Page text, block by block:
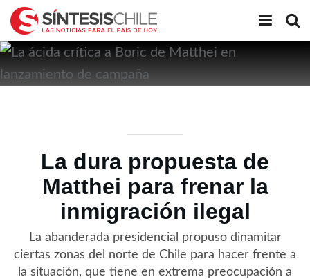
La dura propuesta de
Matthei para frenar la
inmigración ilegal
La abanderada presidencial propuso dinamitar
ciertas zonas del norte de Chile para hacer frente a
la situación, que tiene en extrema preocupación a